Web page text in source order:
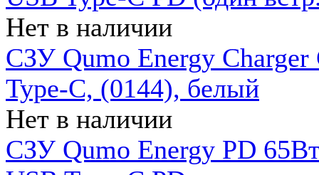
Нет в наличии
СЗУ Qumo Energy
Type-C, (0144), белый
Нет в наличии
СЗУ Qumo Energy PD